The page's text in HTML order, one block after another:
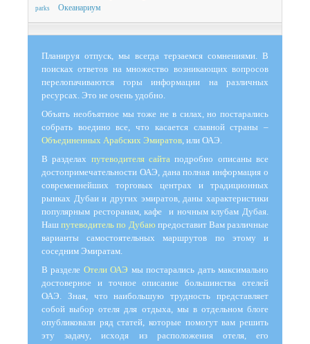
parks Океанариум
Планируя отпуск, мы всегда терзаемся сомнениями. В
поисках ответов на множество возникающих вопросов
перелопачиваются горы информации на различных
ресурсах. Это не очень удобно.
Объять необъятное мы тоже не в силах, но постарались
собрать воедино все, что касается славной страны –
Объединенных Арабских Эмиратов , или ОАЭ.
В разделах путеводителя сайта подробно описаны все
достопримечательности ОАЭ, дана полная информация о
современнейших торговых центрах и традиционных
рынках Дубаи и других эмиратов, даны характеристики
популярным ресторанам, кафе и ночным клубам Дубая.
Нашпутеводитель по Дубаю предоставит Вам различные
варианты самостоятельных маршрутов по этому и
соседним Эмиратам.
В разделе Отели ОАЭ мы постарались дать максимально
достоверное и точное описание большинства отелей
ОАЭ. Зная, что наибольшую трудность представляет
собой выбор отеля для отдыха, мы в отдельном блоге
опубликовали ряд статей, которые помогут вам решить
эту задачу, исходя из расположения отеля, его